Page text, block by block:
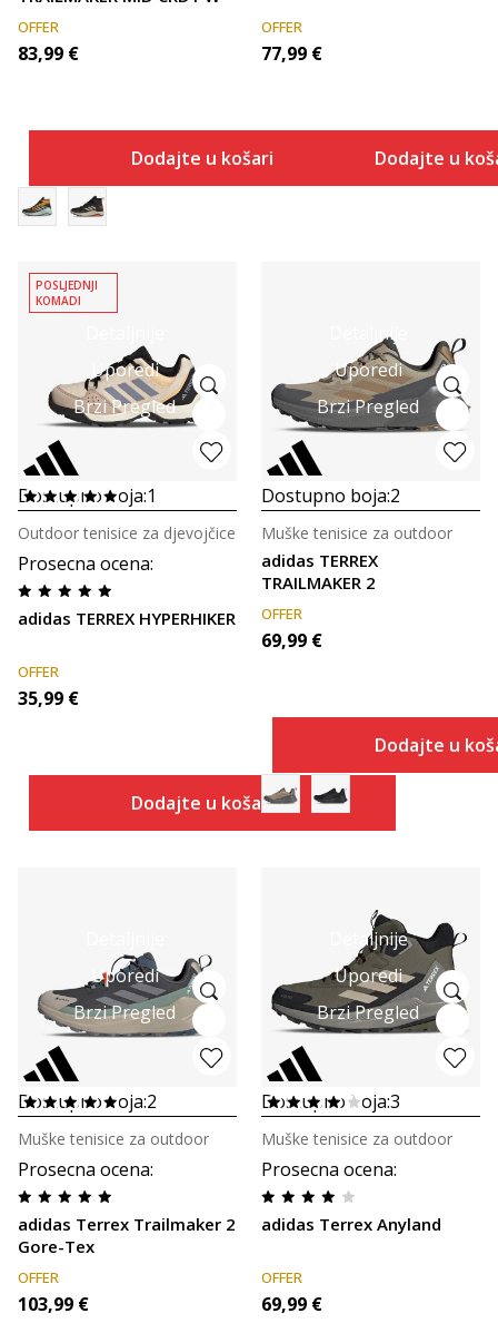
OFFER
83,99 €
Dodajte u košaricu
OFFER
77,99 €
Dodajte u
Uporedi
Brzi Pregled
POSLJEDNJI
KOMADI
Dostupno boja:1
Prosecna ocena:
adidas TERREX HYPERHIKER
Outdoor tenisice za djevojčice
OFFER
35,99 €
Dodajte u košaricu
Detaljnije
Uporedi
Brzi Pregled
Dostupno boja:2
adidas TERREX
TRAILMAKER 2
Muške tenisice za outdoor
OFFER
69,99 €
Dodajte u
Uporedi
Brzi Pregled
Dostupno boja:2
Prosecna ocena:
adidas Terrex Trailmaker 2
Gore-Tex
Muške tenisice za outdoor
OFFER
103,99 €
Detaljnije
Uporedi
Brzi Pregled
Dostupno boja:3
Prosecna ocena:
adidas Terrex Anyland
Muške tenisice za outdoor
OFFER
69,99 €